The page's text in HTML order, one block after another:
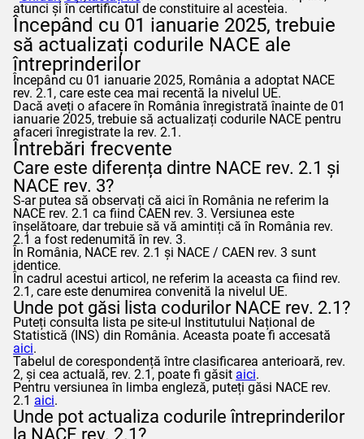
atunci și în certificatul de constituire al acesteia.
Începând cu 01 ianuarie 2025, trebuie
să actualizați codurile NACE ale
întreprinderilor
Începând cu 01 ianuarie 2025, România a adoptat NACE
rev. 2.1, care este cea mai recentă la nivelul UE.
Dacă aveți o afacere în România înregistrată înainte de 01
ianuarie 2025, trebuie să actualizați codurile NACE pentru
afaceri înregistrate la rev. 2.1.
Întrebări frecvente
Care este diferența dintre NACE rev. 2.1 și
NACE rev. 3?
S-ar putea să observați că aici în România ne referim la
NACE rev. 2.1 ca fiind CAEN rev. 3. Versiunea este
înșelătoare, dar trebuie să vă amintiți că în România rev.
2.1 a fost redenumită în rev. 3.
În România, NACE rev. 2.1 și NACE / CAEN rev. 3 sunt
identice.
În cadrul acestui articol, ne referim la aceasta ca fiind rev.
2.1, care este denumirea convenită la nivelul UE.
Unde pot găsi lista codurilor NACE rev. 2.1?
Puteți consulta lista pe site-ul Institutului Național de
Statistică (INS) din România. Aceasta poate fi accesată
aici.
Tabelul de corespondență între clasificarea anterioară, rev.
2, și cea actuală, rev. 2.1, poate fi găsit aici.
Pentru versiunea în limba engleză, puteți găsi NACE rev.
2.1 aici.
Unde pot actualiza codurile întreprinderilor
la NACE rev. 2.1?